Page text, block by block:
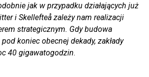
jak w przypadku działających już
i Skellefteå zależy nam realizacji
strategicznym. Gdy budowa
koniec obecnej dekady, zakłady
40 gigawatogodzin.